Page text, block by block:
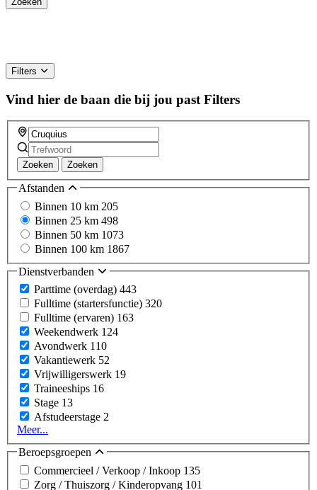
Filters
Vind hier de baan die bij jou past Filters
Zoeken Zoeken
Afstanden
Binnen 10 km 205
Binnen 25 km 498
Binnen 50 km 1073
Binnen 100 km 1867
Dienstverbanden
Parttime (overdag) 443
Fulltime (startersfunctie) 320
Fulltime (ervaren) 163
Weekendwerk 124
Avondwerk 110
Vakantiewerk 52
Vrijwilligerswerk 19
Traineeships 16
Stage 13
Afstudeerstage 2
Meer...
Beroepsgroepen
Commercieel / Verkoop / Inkoop 135
Zorg / Thuiszorg / Kinderopvang 101